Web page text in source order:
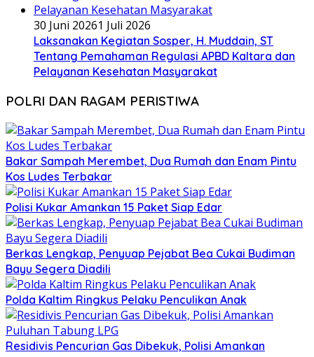
30 Juni 20261 Juli 2026
Laksanakan Kegiatan Sosper, H. Muddain, ST
Tentang Pemahaman Regulasi APBD Kaltara dan
Pelayanan Kesehatan Masyarakat
POLRI DAN RAGAM PERISTIWA
Bakar Sampah Merembet, Dua Rumah dan Enam Pintu
Kos Ludes Terbakar
Polisi Kukar Amankan 15 Paket Siap Edar
Berkas Lengkap, Penyuap Pejabat Bea Cukai Budiman
Bayu Segera Diadili
Polda Kaltim Ringkus Pelaku Penculikan Anak
Residivis Pencurian Gas Dibekuk, Polisi Amankan